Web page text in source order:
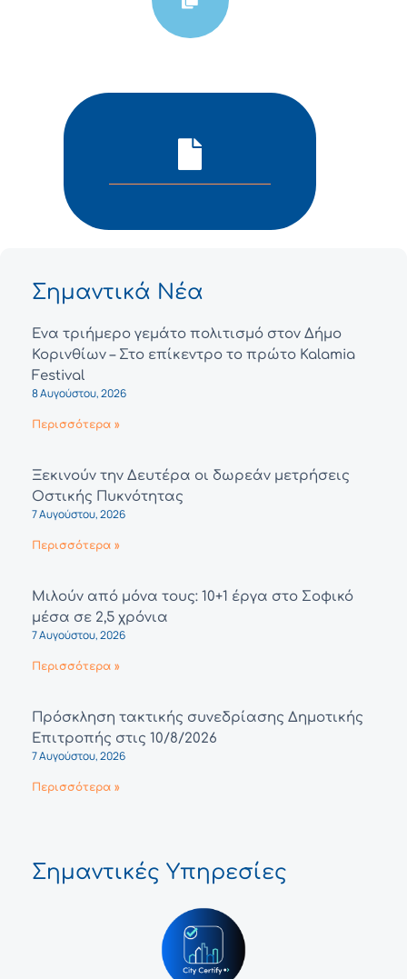
Σημαντικά Νέα
Ένα τριήμερο γεμάτο πολιτισμό στον Δήμο
Κορινθίων – Στο επίκεντρο το πρώτο Kalamia
Festival
8 Αυγούστου, 2026
Περισσότερα »
Ξεκινούν την Δευτέρα οι δωρεάν μετρήσεις
Οστικής Πυκνότητας
7 Αυγούστου, 2026
Περισσότερα »
Μιλούν από μόνα τους: 10+1 έργα στο Σοφικό
μέσα σε 2,5 χρόνια
7 Αυγούστου, 2026
Περισσότερα »
Πρόσκληση τακτικής συνεδρίασης Δημοτικής
Επιτροπής στις 10/8/2026
7 Αυγούστου, 2026
Περισσότερα »
Σημαντικές Υπηρεσίες